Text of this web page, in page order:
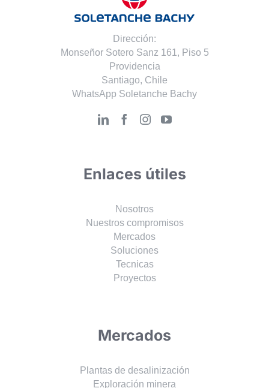
Dirección:
Monseñor Sotero Sanz 161, Piso 5
Providencia
Santiago, Chile
WhatsApp Soletanche Bachy
Enlaces útiles
Nosotros
Nuestros compromisos
Mercados
Soluciones
Tecnicas
Proyectos
Mercados
Plantas de desalinización
Exploración minera